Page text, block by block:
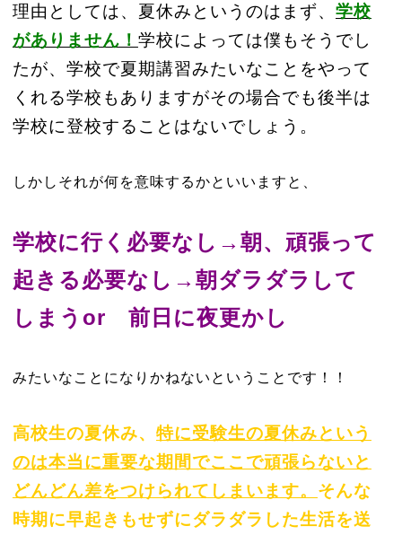
理由としては、夏休みというのはまず、 学校
がありません！ 学校によっては僕もそうでし
たが、学校で夏期講習みたいなことをやって
くれる学校もありますがその場合でも後半は
学校に登校することはないでしょう。
しかしそれが何を意味するかといいますと、
学校に行く必要なし→朝、頑張って
起きる必要なし→朝ダラダラして
しまうor 前日に夜更かし
みたいなことになりかねないということです！！
高校生の夏休み、 特に受験生の夏休みという
のは本当に重要な期間でここで頑張らないと
どんどん差をつけられてしまいます。 そんな
時期に早起きもせずにダラダラした生活を送